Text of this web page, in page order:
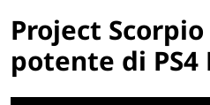
Project
potente di PS4